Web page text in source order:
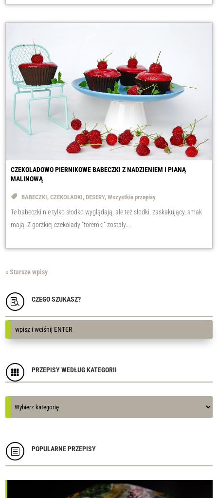
CZEKOLADOWO PIERNIKOWE BABECZKI Z NADZIENIEM I PIANĄ
MALINOWĄ
BABECZKI,CZEKOLADKI,DESERY,Wszystkie przepisy
Te babeczki nie tylko słodko wyglądają, ale też słodki, zaskakujący, smak
mają. Z gorzkiej czekolady "foremki" zostały...
« Starsze wpisy
 CZEGO SZUKASZ?
 PRZEPISY WEDŁUG KATEGORII
b POPULARNE PRZEPISY